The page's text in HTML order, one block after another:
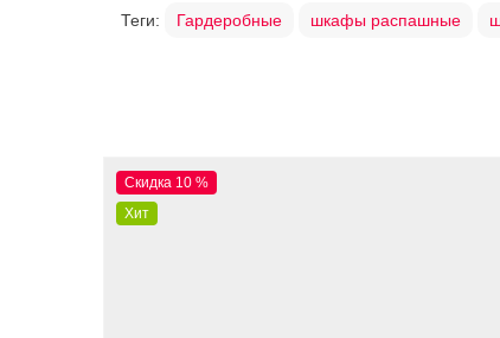
Теги: Гардеробные шкафы распашные
Скидка 10 %
Хит